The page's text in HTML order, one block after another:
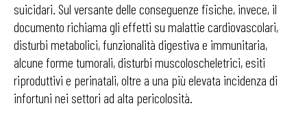
suicidari. Sul versante delle conseguenze fisiche, invece, il
documento richiama gli effetti su malattie cardiovascolari,
disturbi metabolici, funzionalità digestiva e immunitaria,
alcune forme tumorali, disturbi muscoloscheletrici, esiti
riproduttivi e perinatali, oltre a una più elevata incidenza di
infortuni nei settori ad alta pericolosità.